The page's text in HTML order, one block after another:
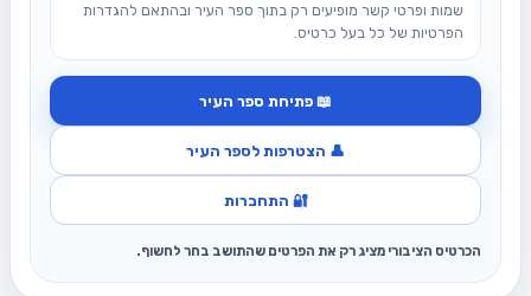
שמות ופרטי קשר מופיעים רק בתוך ספר העיר ובהתאם להגדרות
הפרטיות של כל בעל כרטיס.
📖 פתיחת ספר העיר
👤 הצטרפות לספר העיר
🔐 התחברות
הכרטיס הציבורי מציג רק את הפרטים שהתושב בחר לחשוף.